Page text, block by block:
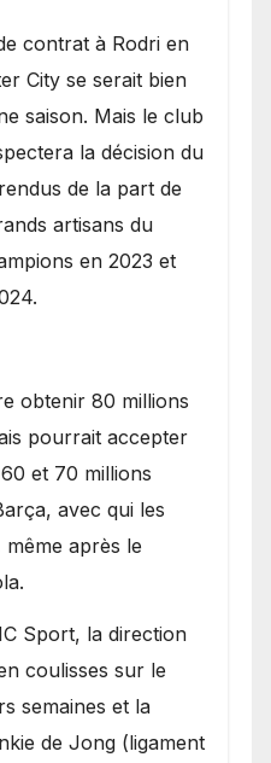
contrat à Rodri en
City se serait bien
saison. Mais le club
la décision du
de la part de
artisans du
en 2023 et
obtenir 80 millions
pourrait accepter
et 70 millions
avec qui les
après le
Sport, la direction
coulisses sur le
semaines et la
de Jong (ligament